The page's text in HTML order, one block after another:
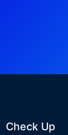
Check Up